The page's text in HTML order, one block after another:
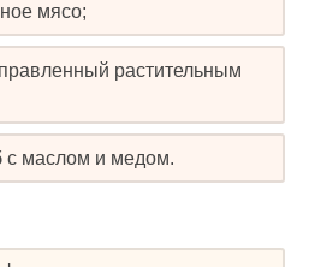
мясо;
растительным
с маслом и медом.